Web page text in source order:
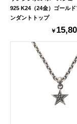
925 K24（24金）ゴール
ンダントトップ
￥